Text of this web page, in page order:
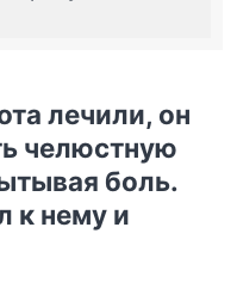
лечили, он
челюстную
боль.
к нему и